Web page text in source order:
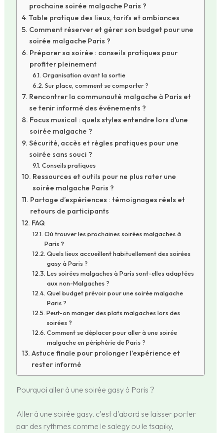
prochaine soirée malgache Paris ?
Table pratique des lieux, tarifs et ambiances
Comment réserver et gérer son budget pour une
soirée malgache Paris ?
Préparer sa soirée : conseils pratiques pour
profiter pleinement
Organisation avant la sortie
Sur place, comment se comporter ?
Rencontrer la communauté malgache à Paris et
se tenir informé des événements ?
Focus musical : quels styles entendre lors d’une
soirée malgache ?
Sécurité, accès et règles pratiques pour une
soirée sans souci ?
Conseils pratiques
Ressources et outils pour ne plus rater une
soirée malgache Paris ?
Partage d’expériences : témoignages réels et
retours de participants
FAQ
Où trouver les prochaines soirées malgaches à
Paris ?
Quels lieux accueillent habituellement des soirées
gasy à Paris ?
Les soirées malgaches à Paris sont-elles adaptées
aux non-Malgaches ?
Quel budget prévoir pour une soirée malgache
Paris ?
Peut-on manger des plats malgaches lors des
soirées ?
Comment se déplacer pour aller à une soirée
malgache en périphérie de Paris ?
Astuce finale pour prolonger l’expérience et
rester informé
Pourquoi aller à une soirée gasy à Paris ?
Aller à une soirée gasy, c’est d’abord se laisser porter
par des rythmes comme le salegy ou le tsapiky,